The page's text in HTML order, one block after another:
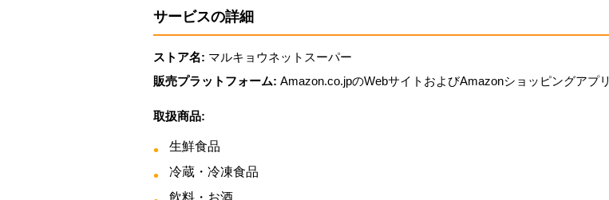
サービスの詳細
ストア名: マルキョウネットスーパー
販売プラットフォーム: Amazon.co.jpのWebサイトおよびAmazonショッピングアプリ
取扱商品:
生鮮食品
冷蔵・冷凍食品
飲料・お酒